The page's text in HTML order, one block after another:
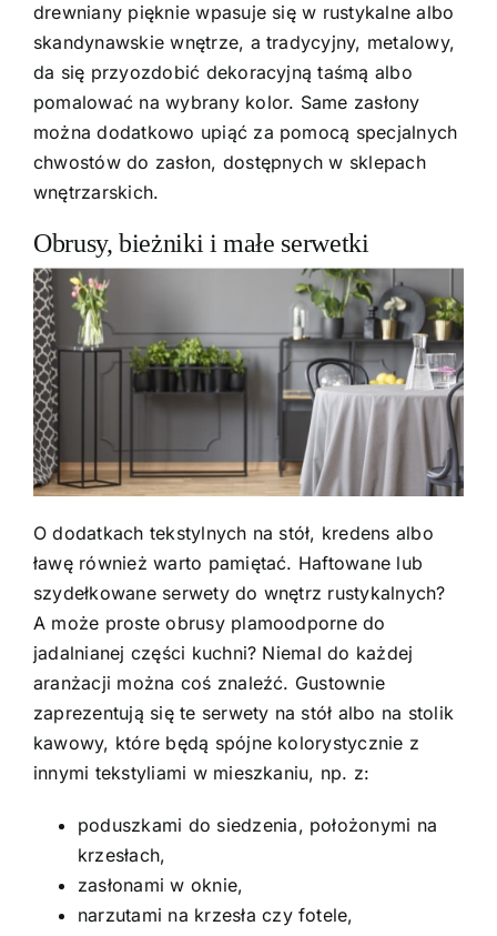
drewniany pięknie wpasuje się w rustykalne albo
skandynawskie wnętrze, a tradycyjny, metalowy,
da się przyozdobić dekoracyjną taśmą albo
pomalować na wybrany kolor. Same zasłony
można dodatkowo upiąć za pomocą specjalnych
chwostów do zasłon, dostępnych w sklepach
wnętrzarskich.
Obrusy, bieżniki i małe serwetki
O dodatkach tekstylnych na stół, kredens albo
ławę również warto pamiętać. Haftowane lub
szydełkowane serwety do wnętrz rustykalnych?
A może proste obrusy plamoodporne do
jadalnianej części kuchni? Niemal do każdej
aranżacji można coś znaleźć. Gustownie
zaprezentują się te serwety na stół albo na stolik
kawowy, które będą spójne kolorystycznie z
innymi tekstyliami w mieszkaniu, np. z:
poduszkami do siedzenia, położonymi na
krzesłach,
zasłonami w oknie,
narzutami na krzesła czy fotele,